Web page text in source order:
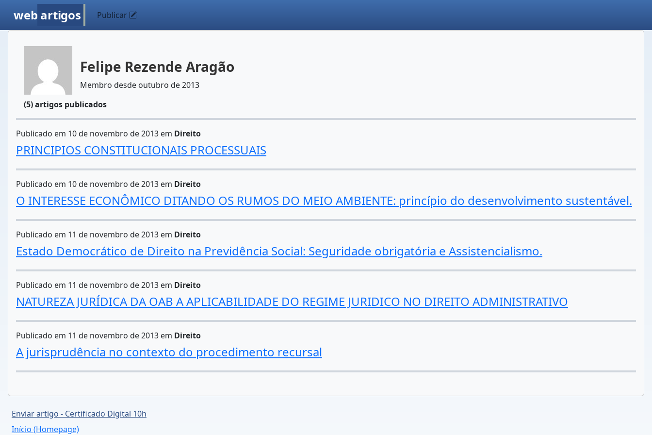
web artigos Publicar
Felipe Rezende Aragão
Membro desde outubro de 2013
(5) artigos publicados
Publicado em 10 de novembro de 2013 em Direito
PRINCIPIOS CONSTITUCIONAIS PROCESSUAIS
Publicado em 10 de novembro de 2013 em Direito
O INTERESSE ECONÔMICO DITANDO OS RUMOS DO MEIO AMBIENTE: princípio do desenvolvimento sustentável.
Publicado em 11 de novembro de 2013 em Direito
Estado Democrático de Direito na Previdência Social: Seguridade obrigatória e Assistencialismo.
Publicado em 11 de novembro de 2013 em Direito
NATUREZA JURÍDICA DA OAB A APLICABILIDADE DO REGIME JURIDICO NO DIREITO ADMINISTRATIVO
Publicado em 11 de novembro de 2013 em Direito
A jurisprudência no contexto do procedimento recursal
Enviar artigo - Certificado Digital 10h
Início (Homepage)